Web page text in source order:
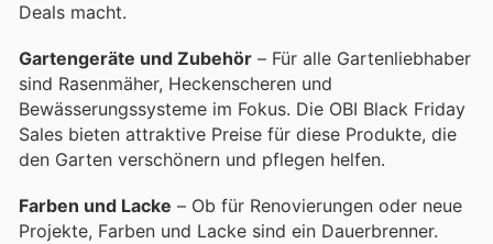
Deals macht.
Gartengeräte und Zubehör – Für alle Gartenliebhaber
sind Rasenmäher, Heckenscheren und
Bewässerungssysteme im Fokus. Die OBI Black Friday
Sales bieten attraktive Preise für diese Produkte, die
den Garten verschönern und pflegen helfen.
Farben und Lacke – Ob für Renovierungen oder neue
Projekte, Farben und Lacke sind ein Dauerbrenner.